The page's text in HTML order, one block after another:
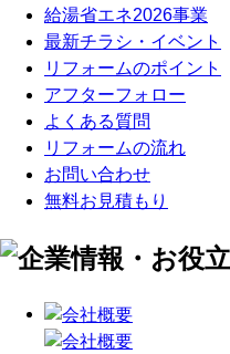
給湯省エネ2026事業
最新チラシ・イベント
リフォームのポイント
アフターフォロー
よくある質問
リフォームの流れ
お問い合わせ
無料お見積もり